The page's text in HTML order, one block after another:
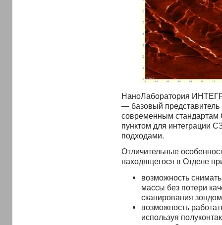
НаноЛаборатория
— базовый
современным стандартам
пунктом для интеграции
подходами.
Отличительные
находящегося в Отделе
возможность
массы без потери
сканирования
возможность
используя